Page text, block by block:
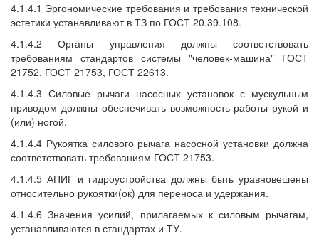
4.1.4.1 Эргономические требования и требования технической
эстетики устанавливают в ТЗ по ГОСТ 20.39.108.
4.1.4.2 Органы управления должны соответствовать
требованиям стандартов системы "человек-машина" ГОСТ
21752, ГОСТ 21753, ГОСТ 22613.
4.1.4.3 Силовые рычаги насосных установок с мускульным
приводом должны обеспечивать возможность работы рукой и
(или) ногой.
4.1.4.4 Рукоятка силового рычага насосной установки должна
соответствовать требованиям ГОСТ 21753.
4.1.4.5 АПИГ и гидроустройства должны быть уравновешены
относительно рукоятки(ок) для переноса и удержания.
4.1.4.6 Значения усилий, прилагаемых к силовым рычагам,
устанавливаются в стандартах и ТУ.